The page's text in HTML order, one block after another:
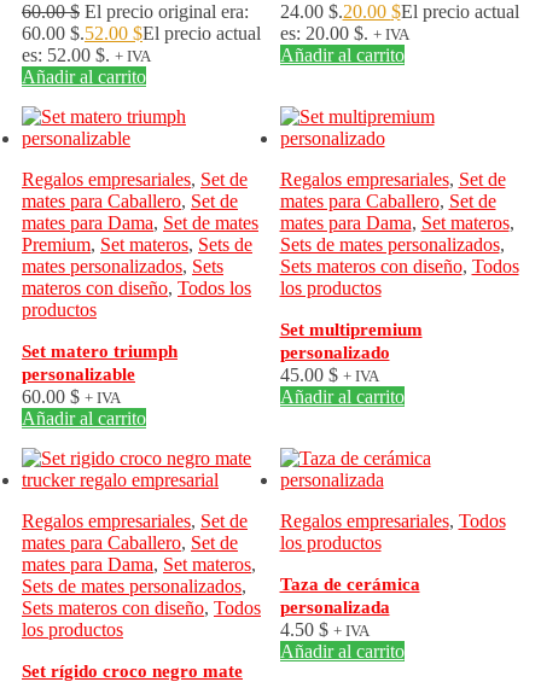
60.00$ El precio original era:
60.00 $.52.00 $El precio actual
es: 52.00 $. + IVA
Añadir al carrito
24.00 $.20.00 $El precio actual
es: 20.00 $. + IVA
Añadir al carrito
Regalos empresariales, Set de
mates para Caballero, Set de
mates para Dama, Set de mates
Premium, Set materos, Sets de
mates personalizados, Sets
materos con diseño, Todos los
productos
Set matero triumph
personalizable
60.00 $ + IVA
Añadir al carrito
Regalos empresariales, Set de
mates para Caballero, Set de
mates para Dama, Set materos,
Sets de mates personalizados,
Sets materos con diseño, Todos
los productos
Set multipremium
personalizado
45.00 $ + IVA
Añadir al carrito
Regalos empresariales, Set de
mates para Caballero, Set de
mates para Dama, Set materos,
Sets de mates personalizados,
Sets materos con diseño, Todos
los productos
Set rígido croco negro mate
Regalos empresariales, Todos
los productos
Taza de cerámica
personalizada
4.50 $ + IVA
Añadir al carrito